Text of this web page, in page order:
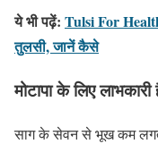
ये भी पढ़ें: Tulsi For
तुलसी, जानें कैसे
मोटापा के लिए
साग के सेवन से भूख कम